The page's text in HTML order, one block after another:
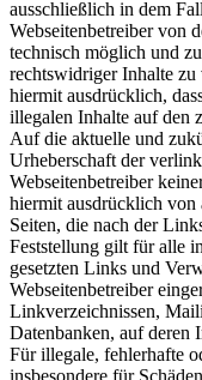
ausschließlich in dem
Webseitenbetreiber von
technisch möglich und
rechtswidriger Inhalte zu
hiermit ausdrücklich,
illegalen Inhalte auf den
Auf die aktuelle und
Urheberschaft der
Webseitenbetreiber
hiermit ausdrücklich
Seiten, die nach der
Feststellung gilt für alle
gesetzten Links und
Webseitenbetreiber
Linkverzeichnissen,
Datenbanken, auf deren
Für illegale, fehlerhafte
insbesondere für